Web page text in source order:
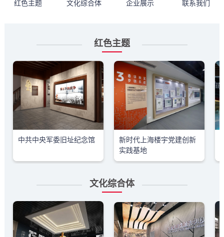
红色主题 文化综合体 企业展示 联系我们
红色主题
中共中央军委旧址纪念馆
新时代上海楼宇党建创新
实践基地
文化综合体